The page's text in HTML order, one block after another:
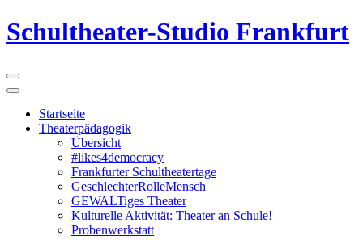
Schultheater-Studio Frankfurt
Startseite
Theaterpädagogik
Übersicht
#likes4democracy
Frankfurter Schultheatertage
GeschlechterRolleMensch
GEWALTiges Theater
Kulturelle Aktivität: Theater an Schule!
Probenwerkstatt